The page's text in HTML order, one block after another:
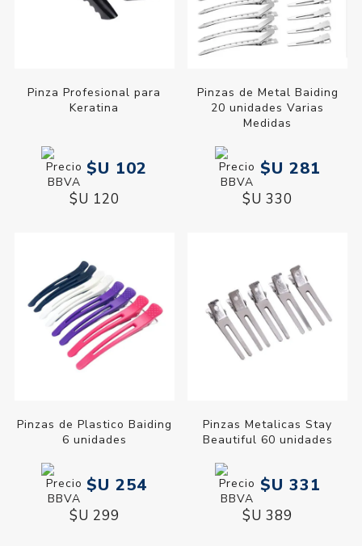
Pinza Profesional para
Keratina
$U 102
$U 120
Pinzas de Metal Baiding
20 unidades Varias
Medidas
$U 281
$U 330
Pinzas de Plastico Baiding
6 unidades
$U 254
$U 299
Pinzas Metalicas Stay
Beautiful 60 unidades
$U 331
$U 389